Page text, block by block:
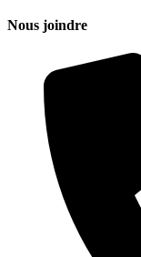
Nous joindre